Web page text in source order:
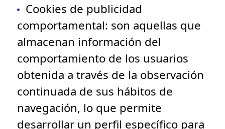
Cookies de publicidad
comportamental: son aquellas que
almacenan información del
comportamiento de los usuarios
obtenida a través de la observación
continuada de sus hábitos de
navegación, lo que permite
desarrollar un perfil específico para